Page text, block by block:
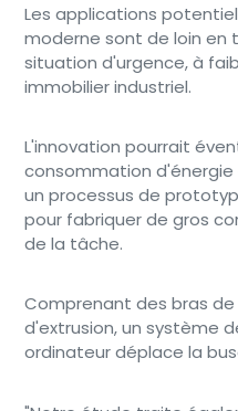
Les applications
moderne sont de loin en
situation d'urgence, à
immobilier industriel.
L'innovation pourrait
consommation
un processus de
pour fabriquer de gros
de la tâche.
Comprenant des bras
d'extrusion, un système
ordinateur déplace la